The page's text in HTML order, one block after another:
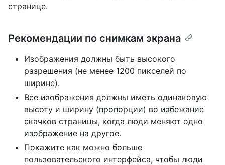
странице.
Рекомендации по снимкам экрана
Изображения должны быть высокого
разрешения (не менее 1200 пикселей по
ширине).
Все изображения должны иметь одинаковую
высоту и ширину (пропорции) во избежание
скачков страницы, когда люди меняют одно
изображение на другое.
Покажите как можно больше
пользовательского интерфейса, чтобы люди